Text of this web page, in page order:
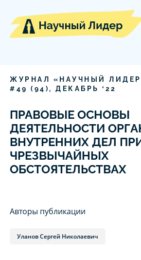
ЖУРНАЛ «НАУЧНЫЙ
# 49 ( 94 ), ДЕКАБРЬ ‘ 22
ПРАВОВЫЕ ОСНОВЫ
ДЕЯТЕЛЬНОСТИ
ВНУТРЕННИХ ДЕЛ
ЧРЕЗВЫЧАЙНЫХ
ОБСТОЯТЕЛЬСТВАХ
Авторы публикации
Уланов Сергей Николаевич